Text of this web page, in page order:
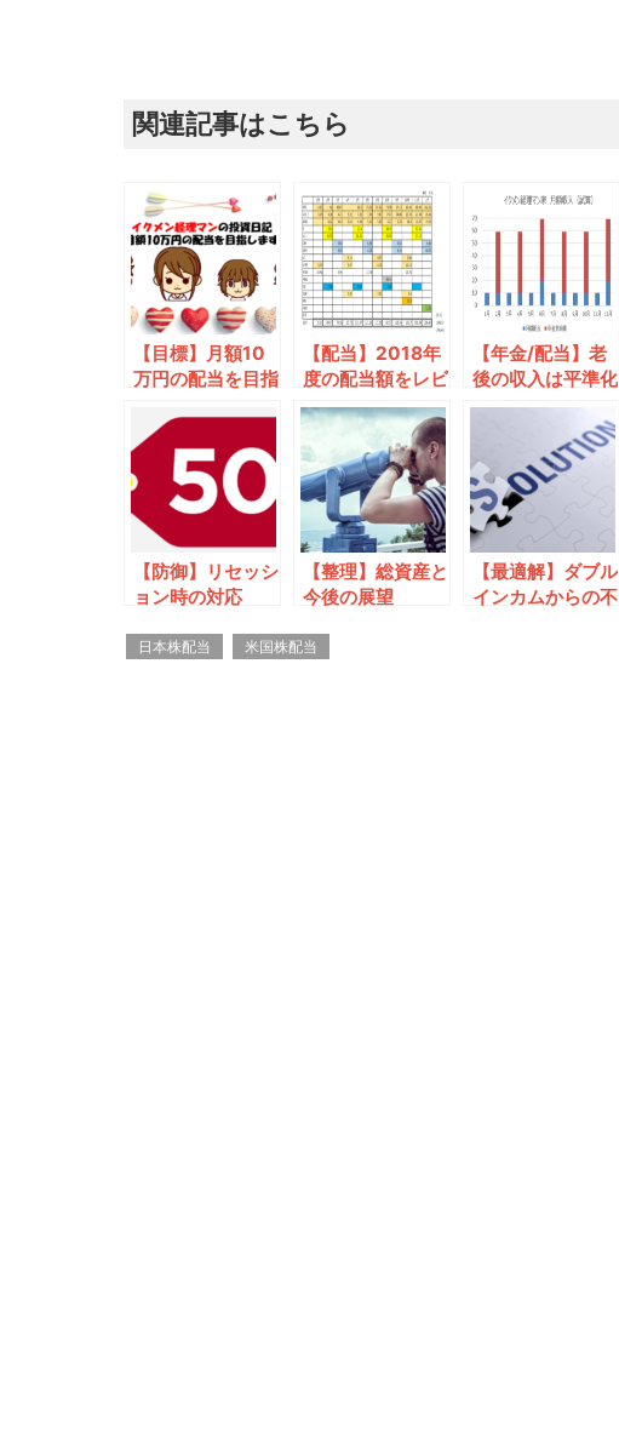
関連記事はこちら
【目標】月額10
万円の配当を目指
【配当】2018年
度の配当額をレビ
ューします
【年金/配当】老
後の収入は平準化
可能か？
【防御】リセッシ
ョン時の対応
【整理】総資産と
今後の展望
【最適解】ダブル
インカムからの不
日本株配当 米国株配当